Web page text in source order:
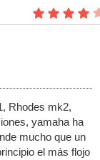
Rhodes mk2,
yamaha ha
mucho que un
el más flojo